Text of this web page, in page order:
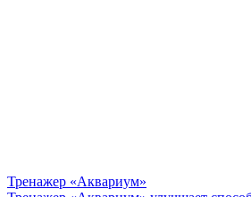
Тренажер «Аквариум»